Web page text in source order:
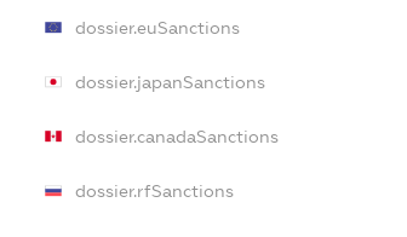
dossier.euSanctions
dossier.japanSanctions
dossier.canadaSanctions
dossier.rfSanctions